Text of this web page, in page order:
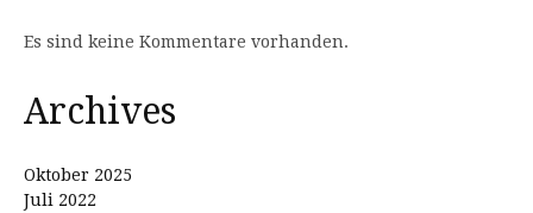
Es sind keine Kommentare vorhanden.
Archives
Oktober 2025
Juli 2022